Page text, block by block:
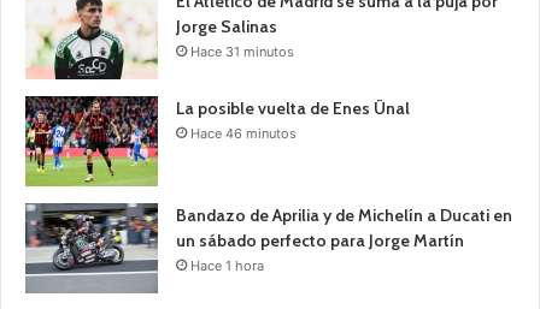
Jorge Salinas
Hace 31 minutos
La posible vuelta de Enes Ünal
Hace 46 minutos
Bandazo de Aprilia y de Michelín a Ducati en
un sábado perfecto para Jorge Martín
Hace 1 hora